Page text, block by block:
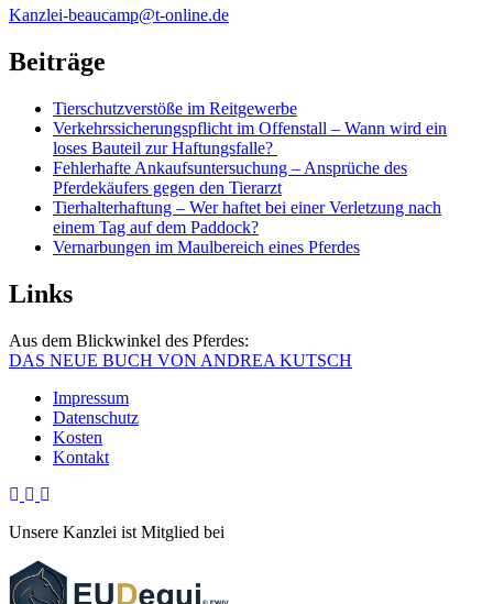
Kanzlei-beaucamp@t-online.de
Beiträge
Tierschutzverstöße im Reitgewerbe
Verkehrssicherungspflicht im Offenstall – Wann wird ein
loses Bauteil zur Haftungsfalle?
Fehlerhafte Ankaufsuntersuchung – Ansprüche des
Pferdekäufers gegen den Tierarzt
Tierhalterhaftung – Wer haftet bei einer Verletzung nach
einem Tag auf dem Paddock?
Vernarbungen im Maulbereich eines Pferdes
Links
Aus dem Blickwinkel des Pferdes:
DAS NEUE BUCH VON ANDREA KUTSCH
Impressum
Datenschutz
Kosten
Kontakt
Unsere Kanzlei ist Mitglied bei